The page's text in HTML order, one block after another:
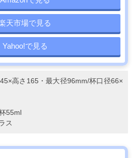
天市場で見る
Yahoo!で見る
高さ165・最大径96mm/杯口径66×
55ml
ス